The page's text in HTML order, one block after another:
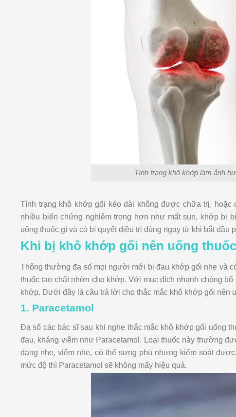
Tình trạng khô khớp làm ảnh
Tình trạng khô khớp gối kéo dài không được chữa trị,
nhiều biến chứng nghiêm trọng hơn như mất sụn, khớp
uống thuốc gì và có bí quyết điều trị đúng ngay từ khi bắt đầu
Khi bị khô khớp gối nên uống
Thông thường đa số mọi người mới bị đau khớp gối nhẹ và
thuốc tạo chất nhờn cho khớp. Với mục đích nhanh chóng
khớp. Dưới đây là câu trả lời cho thắc mắc khô khớp gối nên
1. Paracetamol
Đa số các bác sĩ sau khi nghe thắc mắc khô khớp gối uống
đau, kháng viêm như Paracetamol. Loại thuốc này thường
dạng nhẹ, viêm nhẹ, có thể sưng phù nhưng kiểm soát
mức độ thì Paracetamol sẽ không mấy hiệu quả.